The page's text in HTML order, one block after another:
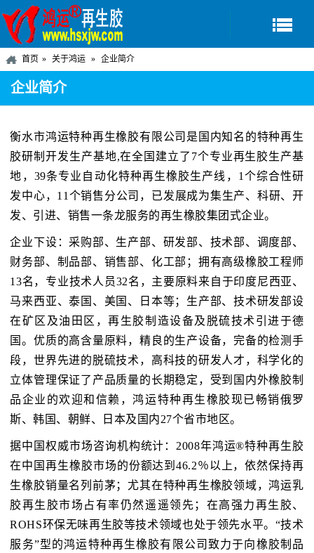
首页 关于鸿运 企业简介
企业简介
衡水市鸿运特种再生橡胶有限公司是国内知名的特种再生
胶研制开发生产基地,在全国建立了7个专业再生胶生产基
地，39条专业自动化特种再生橡胶生产线，1个综合性研
发中心，11个销售分公司，已发展成为集生产、科研、开
发、引进、销售一条龙服务的再生橡胶集团式企业。
企业下设：采购部、生产部、研发部、技术部、调度部、
财务部、制品部、销售部、化工部；拥有高级橡胶工程师
13名，专业技术人员32名，主要原料来自于印度尼西亚、
马来西亚、泰国、美国、日本等；生产部、技术研发部设
在矿区及油田区，再生胶制造设备及脱硫技术引进于德
国。优质的高含量原料，精良的生产设备，完备的检测手
段，世界先进的脱硫技术，高科技的研发人才，科学化的
立体管理保证了产品质量的长期稳定，受到国内外橡胶制
品企业的欢迎和信赖，鸿运特种再生橡胶现已畅销俄罗
斯、韩国、朝鲜、日本及国内27个省市地区。
据中国权威市场咨询机构统计：2008年鸿运®特种再生胶
在中国再生橡胶市场的份额达到46.2％以上，依然保持再
生橡胶销量名列前茅；尤其在特种再生橡胶领域，鸿运乳
胶再生胶市场占有率仍然遥遥领先；在高强力再生胶、
ROHS环保无味再生胶等技术领域也处于领先水平。“技术
服务”型的鸿运特种再生橡胶有限公司致力于向橡胶制品